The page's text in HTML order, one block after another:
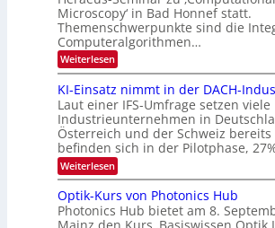
2
6
u
n
d
B
i
l
d
v
e
r
a
r
b
e
n
k
t
n
s
m
e
l
d
e
t
s
t
a
r
k
e
W
a
Microscopy‘ in Bad Honnef statt.
Themenschwerpunkte sind die
Computeralgorithmen…
Weiterlesen:
8
9
.
W
E
-
H
e
r
a
e
u
KI-Einsatz nimmt in der DACH-
Laut einer IFS-Umfrage setzen viele
Industrieunternehmen in
Österreich und der Schweiz bereits
befinden sich in der Pilotphase,
Weiterlesen:
K
-
E
Optik-Kurs von Photonics Hub
Photonics Hub bietet am 8.